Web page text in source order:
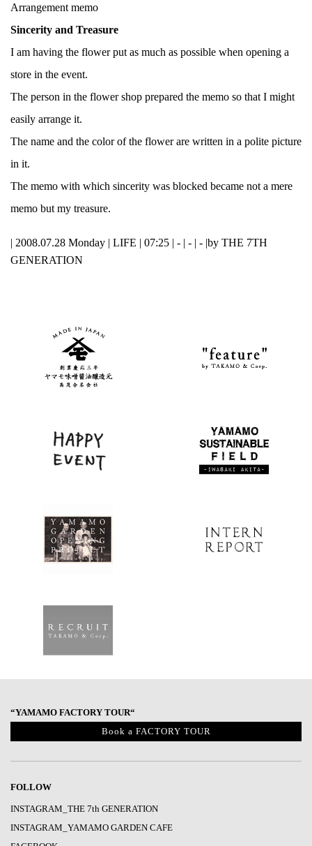
Arrangement memo
Sincerity and Treasure
I am having the flower put as much as possible when opening a
store in the event.
The person in the flower shop prepared the memo so that I might
easily arrange it.
The name and the color of the flower are written in a polite picture
in it.
The memo with which sincerity was blocked became not a mere
memo but my treasure.
| 2008.07.28 Monday | LIFE | 07:25 | - | - | - | by THE 7TH
GENERATION
“YAMAMO FACTORY TOUR“
Book a FACTORY TOUR
FOLLOW
INSTAGRAM_THE 7th GENERATION
INSTAGRAM_YAMAMO GARDEN CAFE